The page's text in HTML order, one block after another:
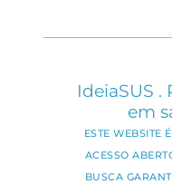
IdeiaSUS .
em
ESTE WEBSITE
ACESSO
BUSCA